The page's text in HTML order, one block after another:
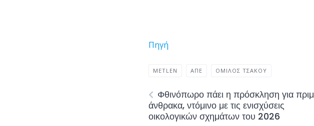
Πηγή
METLEN ΑΠΕ ΌΜΙΛΟΣ ΤΣΆΚΟΥ
Φθινόπωρο πάει η πρόσκληση για πριμ
άνθρακα, ντόμινο με τις ενισχύσεις
οικολογικών σχημάτων του 2026